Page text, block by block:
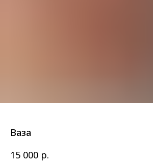
Ваза
15 000 р.